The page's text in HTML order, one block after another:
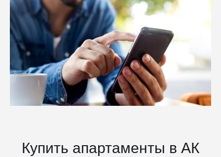
Купить апартаменты в АК